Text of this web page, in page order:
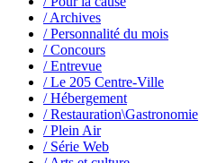
/ Archives
/ Personnalité du mois
/ Concours
/ Entrevue
/ Le 205 Centre-Ville
/ Hébergement
/ Restauration\Gastronomie
/ Plein Air
/ Série Web